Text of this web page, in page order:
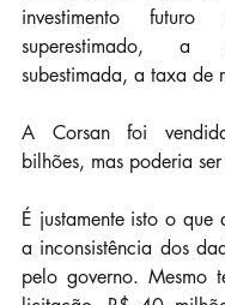
investimento futuro
superestimado, a
subestimada, a taxa de
A Corsan foi
bilhões, mas poderia
É justamente isto o que
a inconsistência dos
pelo governo. Mesmo